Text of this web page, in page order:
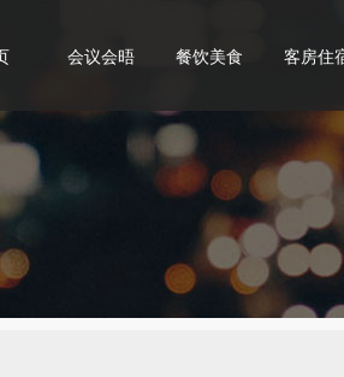
会议会晤 餐饮美食 客房住